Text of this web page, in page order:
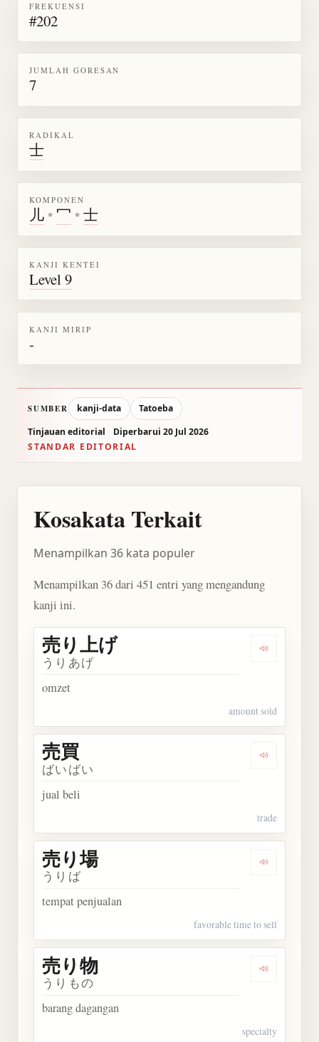
FREKUENSI
#202
JUMLAH GORESAN
7
RADIKAL
士
KOMPONEN
儿 • 冖 •士
KANJI KENTEI
Level 9
KANJI MIRIP
-
SUMBER kanji-data
Tatoeba
Tinjauan editorial
Diperbarui 20 Jul 2026
STANDAR EDITORIAL
Kosakata Terkait
Menampilkan 36 kata populer
Menampilkan 36 dari 451 entri yang mengandung
kanji ini.
Dengarkan
売り上げ
うりあげ
omzet
amount sold
Dengarkan
売買
ばいばい
jual beli
trade
Dengarkan
売り場
うりば
tempat penjualan
favorable time to sell
Dengarkan
売り物
うりもの
barang dagangan
specialty